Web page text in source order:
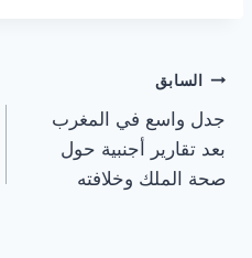
تصفّح
المقالات
السابق
جدل واسع في المغرب
بعد تقارير أجنبية حول
صحة الملك وخلافته